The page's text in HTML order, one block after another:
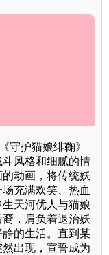
守护猫娘绯鞠》
斗风格和细腻的情
动画，将传统妖
充满欢笑、热血
天河优人与猫娘
，肩负着退治妖
的生活。直到某
出现，宣誓成为